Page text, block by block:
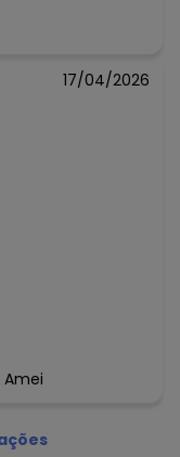
17/04/2026